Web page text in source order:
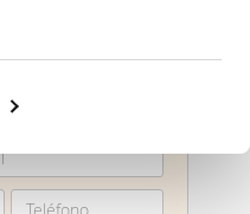
teléfono